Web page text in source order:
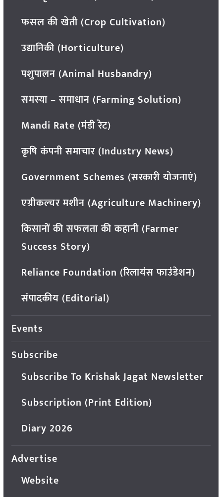
फसल की खेती (Crop Cultivation)
उद्यानिकी (Horticulture)
पशुपालन (Animal Husbandry)
समस्या – समाधान (Farming Solution)
Mandi Rate (मंडी रेट)
कृषि कंपनी समाचार (Industry News)
Government Schemes (सरकारी योजनाएं)
एग्रीकल्चर मशीन (Agriculture Machinery)
किसानों की सफलता की कहानी (Farmer
Success Story)
Reliance Foundation (रिलायंस फाउंडेशन)
संपादकीय (Editorial)
Events
Subscribe
Subscribe To Krishak Jagat Newsletter
Subscription (Print Edition)
Diary 2026
Advertise
Website